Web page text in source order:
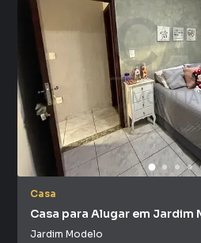
Casa
Casa para Alugar em Jardim
Jardim Modelo